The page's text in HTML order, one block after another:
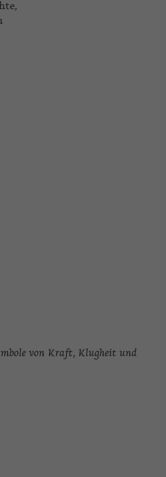
von Kraft, Klugheit und